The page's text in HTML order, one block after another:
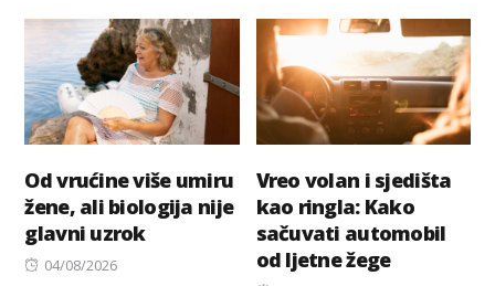
Od vrućine više umiru
žene, ali biologija nije
glavni uzrok
Posted
04/08/2026
Vreo volan i sjedišta
kao ringla: Kako
sačuvati automobil
od ljetne žege